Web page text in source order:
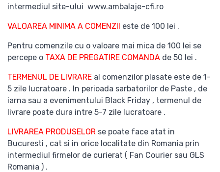
intermediul site-ului www.ambalaje-cfi.ro
VALOAREA MINIMA A COMENZII este de 100 lei .
Pentru comenzile cu o valoare mai mica de 100 lei se
percepe o TAXA DE PREGATIRE COMANDA de 50 lei .
TERMENUL DE LIVRARE al comenzilor plasate este de 1-
5 zile lucratoare . In perioada sarbatorilor de Paste , de
iarna sau a evenimentului Black Friday , termenul de
livrare poate dura intre 5-7 zile lucratoare .
LIVRAREA PRODUSELOR se poate face atat in
Bucuresti , cat si in orice localitate din Romania prin
intermediul firmelor de curierat ( Fan Courier sau GLS
Romania ) .